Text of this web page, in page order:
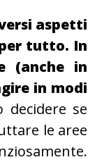
aspetti
tutto. In
(anche in
in modi
decidere se
le aree